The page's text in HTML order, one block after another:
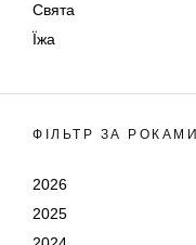
Свята
Їжа
ФІЛЬТР ЗА РОКАМИ
2026
2025